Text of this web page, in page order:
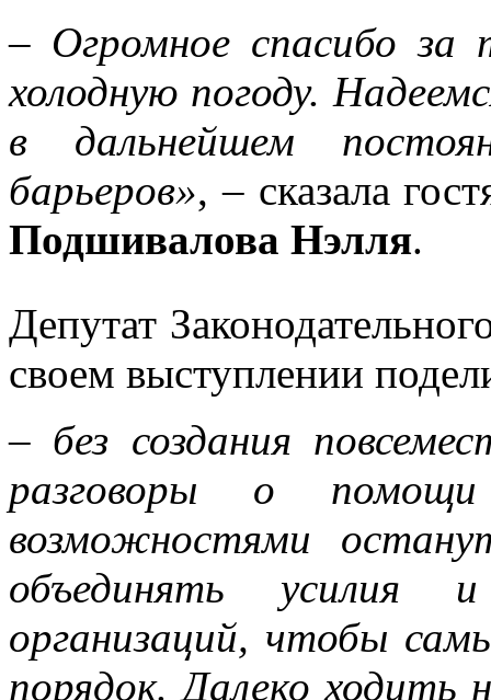
– Огромное спасибо
холодную погоду.
в дальнейшем
барьеров», – сказала
Подшивалова Нэлля.
Депутат
своем выступлении
– без создания
разговоры о
возможностями
объединять усилия
организаций, чтобы
порядок. Далеко ходить